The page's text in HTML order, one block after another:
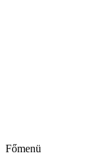
Főmenü